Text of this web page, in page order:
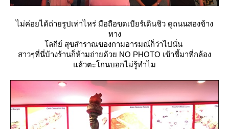
ไม่ค่อยได้ถ่ายรูปเท่าไหร่ มือถือขดเบียร์เดินชิว ดูถนนสองข้าง
ทาง
ลกีย์ สุขสำราณของกามอารมณ์ก็ว่าไปนั่น
สาวๆที่นี่บ้างร้านก็ห้ามถ่ายด้วย NO PHOTO เข้าชี้มาที่กล้อง
ล้วตะโกนบอกไม่รู้ทำไม